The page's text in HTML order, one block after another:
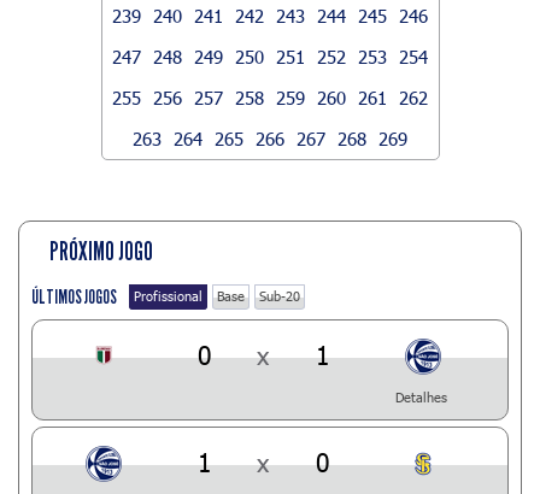
239
240 241 242 243 244 245
246
247
248 249 250 251 252 253
254
255
256 257 258 259 260 261
262
263
264 265 266 267 268 269
PRÓXIMO JOGO
ÚLTIMOS JOGOS Profissional Base Sub-20
0 x 1
Detalhes
1 x 0